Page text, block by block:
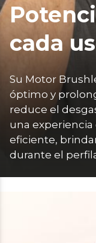
cada
Su Motor
óptimo y
reduce el
una
eficiente,
durante el